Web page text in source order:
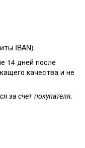
IBAN)
14 дней после
качества и не
за счет покупателя.